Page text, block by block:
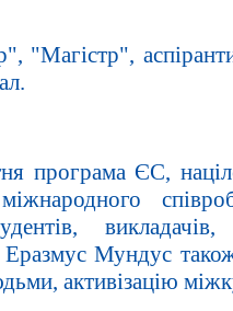
"Магістр",
програма ЄС,
Еразмус Мундус
активізацію